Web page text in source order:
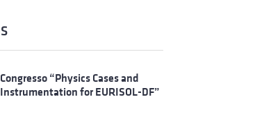
Congresso “Physics Cases and
Instrumentation for EURISOL-DF”